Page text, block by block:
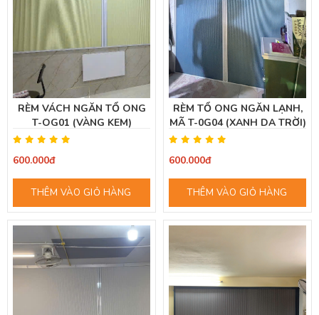
RÈM VÁCH NGĂN TỔ ONG
T-OG01 (VÀNG KEM)
600.000đ
THÊM VÀO GIỎ HÀNG
RÈM TỔ ONG NGĂN LẠNH,
MÃ T-0G04 (XANH DA TRỜI)
600.000đ
THÊM VÀO GIỎ HÀNG